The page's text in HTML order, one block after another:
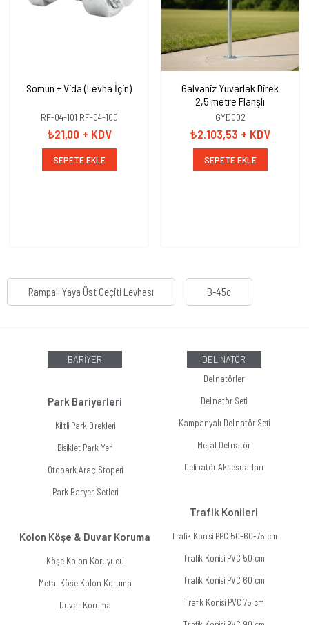
Somun + Vida (Levha İçin)
RF-04-101 RF-04-100
₺21,00 + KDV
SEPETE EKLE
Galvaniz Yuvarlak Direk
2,5 metre Flanşlı
GYD002
₺2.103,53 + KDV
SEPETE EKLE
Rampalı Yaya Üst Geçiti Levhası B-45c
BARİYER
Park Bariyerleri
Kilitli Park Direkleri
Bisiklet Park Yeri
Otopark Araç Stoperi
Park Bariyeri Setleri
Kolon Köşe & Duvar Koruma
Köşe Kolon Koruyucu
Metal Köşe Kolon Koruma
Duvar Koruma
DELİNATÖR
Delinatörler
Delinatör Seti
Kampanyalı Delinatör Seti
Metal Delinatör
Delinatör Aksesuarları
Trafik Konileri
Trafik Konisi PPC 50-60-75 cm
Trafik Konisi PVC 50 cm
Trafik Konisi PVC 60 cm
Trafik Konisi PVC 75 cm